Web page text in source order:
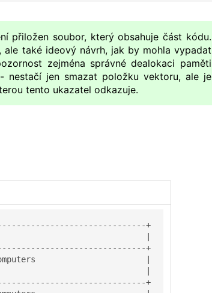
přiložen soubor, který obsahuje část kódu.
ale také ideový návrh, jak by mohla vypadat
zejména správné dealokaci paměti
nestačí jen smazat položku vektoru, ale je
tento ukazatel odkazuje.
+
|
+
Computers                       |
|
+